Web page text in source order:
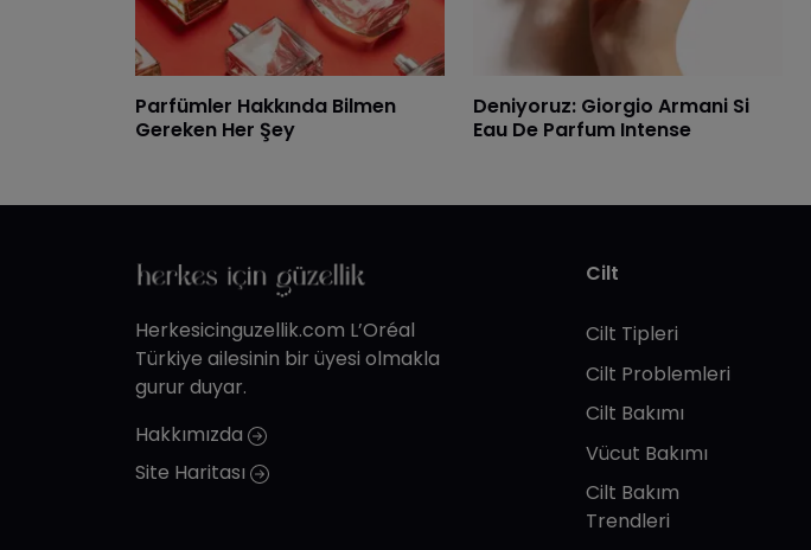
Parfümler Hakkında Bilmen
Gereken Her Şey
Deniyoruz: Giorgio Armani Si
Eau De Parfum Intense
Herkesicinguzellik.com L’Oréal
Türkiye ailesinin bir üyesi olmakla
gurur duyar.
Hakkımızda
Site Haritası
Cilt
Cilt Tipleri
Cilt Problemleri
Cilt Bakımı
Vücut Bakımı
Cilt Bakım
Trendleri